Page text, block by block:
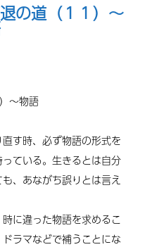
の道（１１）～
～物語
す時、必ず物語の形式を
ている。生きるとは自分
、あながち誤りとは言え
に違った物語を求めるこ
ラマなどで補うことにな